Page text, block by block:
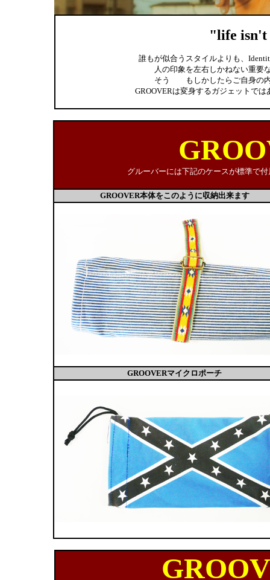
"life isn't
誰もが似合うスタイルよりも、
人の印象を左右しかねない重要
そう もしかしたらご自身の内
GROOVERは変身するガジェットで
グルーバーには下記のケースが標準で
GROOVER本体をこのように収納出来ます
GROOVERマイクロポーチ